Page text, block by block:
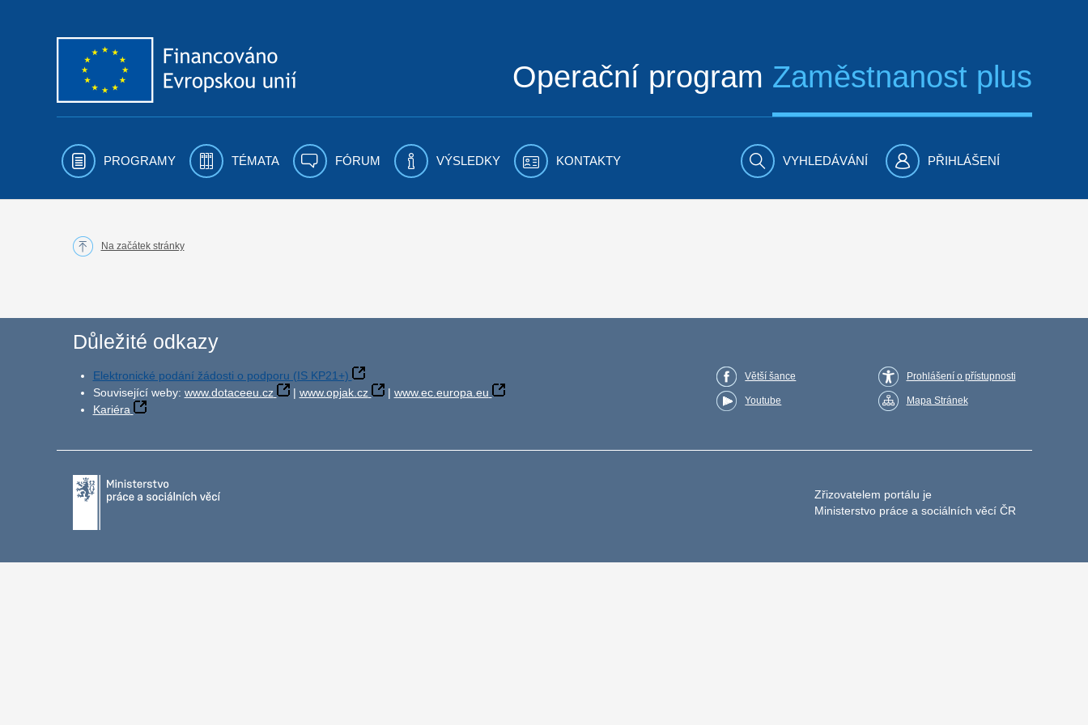
Operační program Zaměstnanost plus
PROGRAMY TÉMATA FÓRUM VÝSLEDKY KONTAKTY VYHLEDÁVÁNÍ PŘIHLÁŠENÍ
Na začátek stránky
Důležité odkazy
Elektronické podání žádosti o podporu (IS KP21+)
Související weby: www.dotaceeu.cz | www.opjak.cz | www.ec.europa.eu
Kariéra
Větší šance
Youtube
Prohlášení o přístupnosti
Mapa Stránek
Zřizovatelem portálu je
Ministerstvo práce a sociálních věcí ČR